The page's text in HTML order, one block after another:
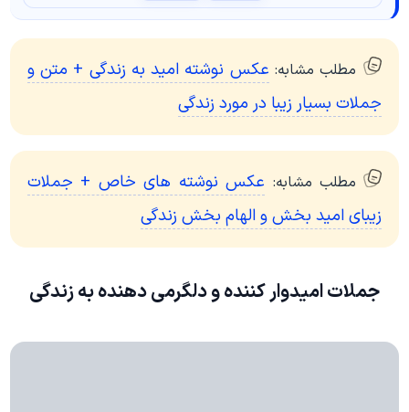
مطلب مشابه: عکس نوشته امید به زندگی + متن و
جملات بسیار زیبا در مورد زندگی
مطلب مشابه: عکس نوشته های خاص + جملات
زیبای امید بخش و الهام بخش زندگی
جملات امیدوار کننده و دلگرمی دهنده به زندگی